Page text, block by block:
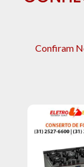
Confiram